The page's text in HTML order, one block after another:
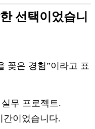
선택이었습니
꽂은 경험”이라고 표
무 프로젝트.
간이었습니다.